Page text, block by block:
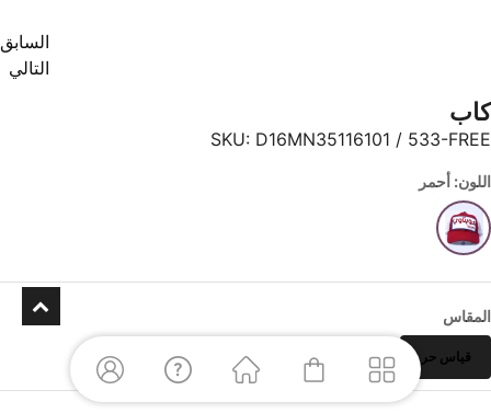
السابق
التالي
كاب
SKU: D16MN35116101 / 533-FREE
اللون: أحمر
المقاس
قياس حر